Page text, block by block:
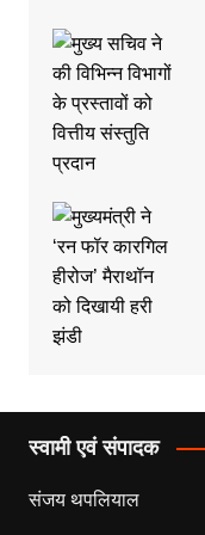
स्वामी एवं संपादक
संजय थपलियाल